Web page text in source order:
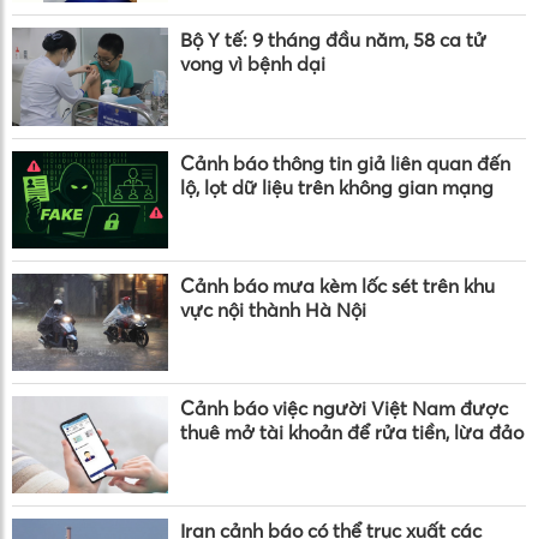
Bộ Y tế: 9 tháng đầu năm, 58 ca tử
vong vì bệnh dại
Cảnh báo thông tin giả liên quan đến
lộ, lọt dữ liệu trên không gian mạng
Cảnh báo mưa kèm lốc sét trên khu
vực nội thành Hà Nội
Cảnh báo việc người Việt Nam được
thuê mở tài khoản để rửa tiền, lừa đảo
Iran cảnh báo có thể trục xuất các